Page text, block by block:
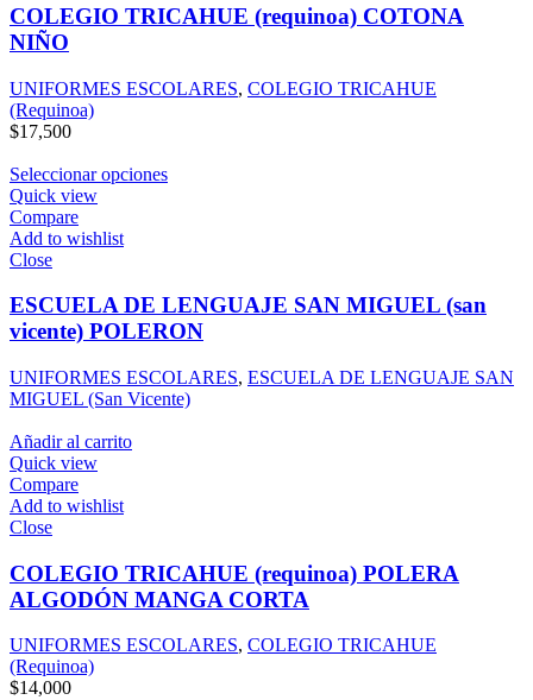
COLEGIO TRICAHUE (requinoa) COTONA
NIÑO
UNIFORMES ESCOLARES, COLEGIO TRICAHUE
(Requinoa)
$17,500
Seleccionar opciones
Quick view
Compare
Add to wishlist
Close
ESCUELA DE LENGUAJE SAN MIGUEL (san
vicente) POLERON
UNIFORMES ESCOLARES, ESCUELA DE LENGUAJE SAN
MIGUEL (San Vicente)
Añadir al carrito
Quick view
Compare
Add to wishlist
Close
COLEGIO TRICAHUE (requinoa) POLERA
ALGODÓN MANGA CORTA
UNIFORMES ESCOLARES, COLEGIO TRICAHUE
(Requinoa)
$14,000